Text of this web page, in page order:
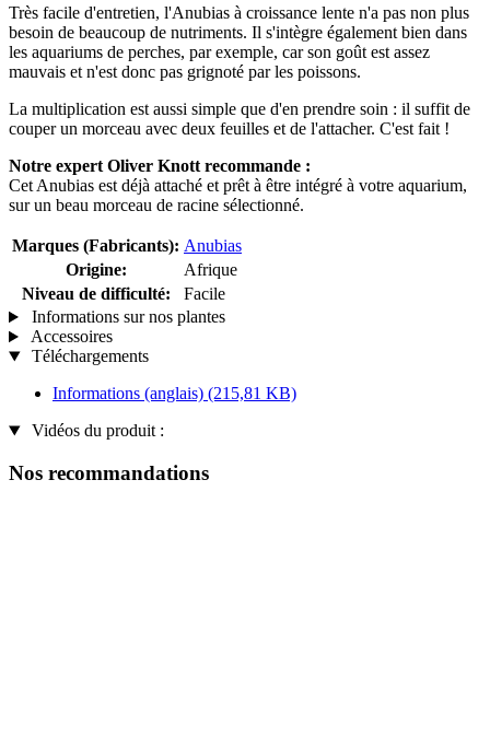
Très facile d'entretien, l'Anubias à croissance lente n'a pas non plus
besoin de beaucoup de nutriments. Il s'intègre également bien dans
les aquariums de perches, par exemple, car son goût est assez
mauvais et n'est donc pas grignoté par les poissons.
La multiplication est aussi simple que d'en prendre soin : il suffit de
couper un morceau avec deux feuilles et de l'attacher. C'est fait !
Notre expert Oliver Knott recommande :
Cet Anubias est déjà attaché et prêt à être intégré à votre aquarium,
sur un beau morceau de racine sélectionné.
Marques (Fabricants): Anubias
Origine:
Afrique
Niveau de difficulté:
Facile
Informations sur nos plantes
Accessoires
Téléchargements
Informations (anglais) (215,81 KB)
Vidéos du produit :
Nos recommandations